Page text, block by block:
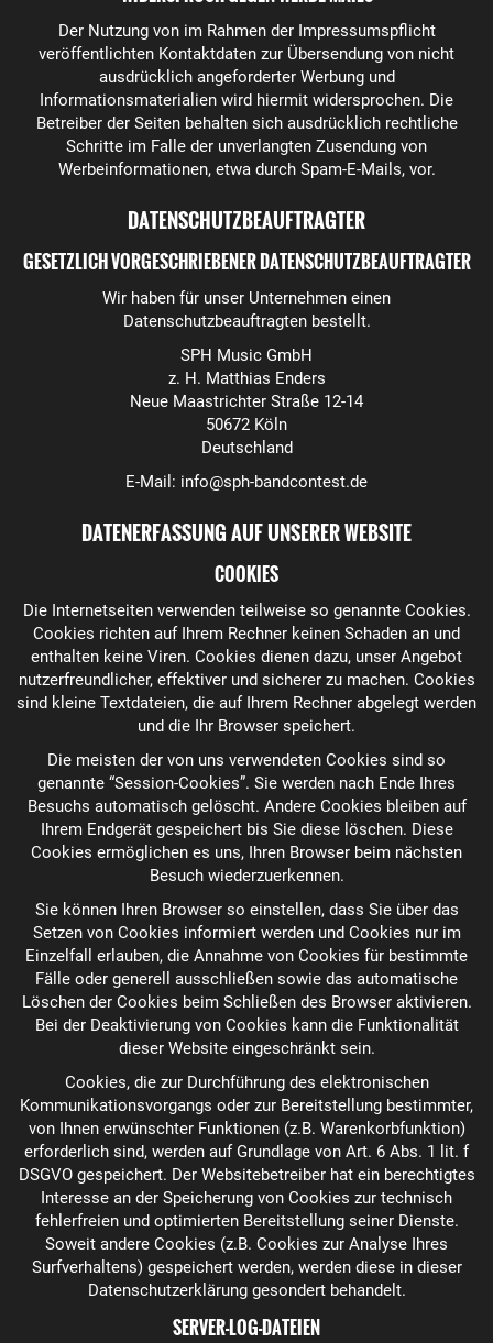
Der Nutzung von im Rahmen der Impressumspflicht
veröffentlichten Kontaktdaten zur Übersendung von nicht
ausdrücklich angeforderter Werbung und
Informationsmaterialien wird hiermit widersprochen. Die
Betreiber der Seiten behalten sich ausdrücklich rechtliche
Schritte im Falle der unverlangten Zusendung von
Werbeinformationen, etwa durch Spam-E-Mails, vor.
DATENSCHUTZBEAUFTRAGTER
GESETZLICH VORGESCHRIEBENER DATENSCHUTZBEAUFTRAGTER
Wir haben für unser Unternehmen einen
Datenschutzbeauftragten bestellt.
SPH Music GmbH
z. H. Matthias Enders
Neue Maastrichter Straße 12-14
50672 Köln
Deutschland
E-Mail: info@sph-bandcontest.de
DATENERFASSUNG AUF UNSERER WEBSITE
COOKIES
Die Internetseiten verwenden teilweise so genannte Cookies.
Cookies richten auf Ihrem Rechner keinen Schaden an und
enthalten keine Viren. Cookies dienen dazu, unser Angebot
nutzerfreundlicher, effektiver und sicherer zu machen. Cookies
sind kleine Textdateien, die auf Ihrem Rechner abgelegt werden
und die Ihr Browser speichert.
Die meisten der von uns verwendeten Cookies sind so
genannte “Session-Cookies”. Sie werden nach Ende Ihres
Besuchs automatisch gelöscht. Andere Cookies bleiben auf
Ihrem Endgerät gespeichert bis Sie diese löschen. Diese
Cookies ermöglichen es uns, Ihren Browser beim nächsten
Besuch wiederzuerkennen.
Sie können Ihren Browser so einstellen, dass Sie über das
Setzen von Cookies informiert werden und Cookies nur im
Einzelfall erlauben, die Annahme von Cookies für bestimmte
Fälle oder generell ausschließen sowie das automatische
Löschen der Cookies beim Schließen des Browser aktivieren.
Bei der Deaktivierung von Cookies kann die Funktionalität
dieser Website eingeschränkt sein.
Cookies, die zur Durchführung des elektronischen
Kommunikationsvorgangs oder zur Bereitstellung bestimmter,
von Ihnen erwünschter Funktionen (z.B. Warenkorbfunktion)
erforderlich sind, werden auf Grundlage von Art. 6 Abs. 1 lit. f
DSGVO gespeichert. Der Websitebetreiber hat ein berechtigtes
Interesse an der Speicherung von Cookies zur technisch
fehlerfreien und optimierten Bereitstellung seiner Dienste.
Soweit andere Cookies (z.B. Cookies zur Analyse Ihres
Surfverhaltens) gespeichert werden, werden diese in dieser
Datenschutzerklärung gesondert behandelt.
SERVER-LOG-DATEIEN